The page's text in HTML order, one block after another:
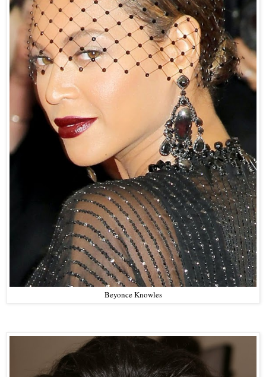
Beyonce Knowles